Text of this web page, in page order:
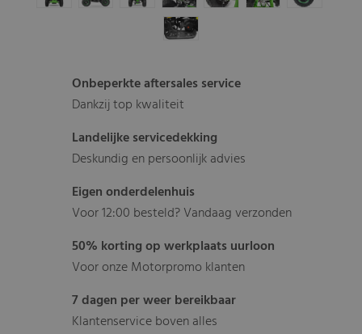
Onbeperkte aftersales service
Dankzij top kwaliteit
Landelijke servicedekking
Deskundig en persoonlijk advies
Eigen onderdelenhuis
Voor 12:00 besteld? Vandaag verzonden
50% korting op werkplaats uurloon
Voor onze Motorpromo klanten
7 dagen per weer bereikbaar
Klantenservice boven alles